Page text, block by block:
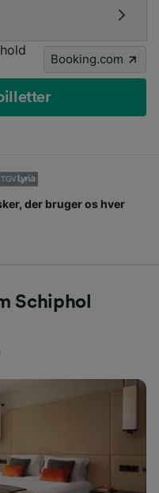
Booking.com
der bruger os hver
Schiphol